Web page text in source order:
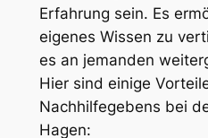
Erfahrung sein. Es
eigenes Wissen zu
es an jemanden
Hier sind einige
Nachhilfegebens bei
Hagen: